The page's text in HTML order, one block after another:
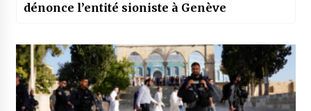
dénonce l’entité sioniste à Genève